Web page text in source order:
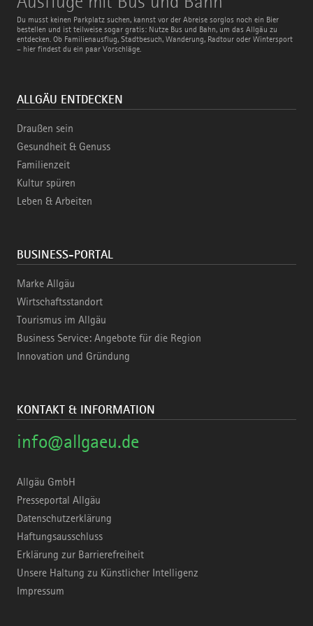
Du musst keinen Parkplatz suchen, kannst vor der Abreise sorglos noch ein Bier
bestellen und ist teilweise sogar gratis: Nutze Bus und Bahn, um das Allgäu zu
entdecken. Ob Familienausflug, Stadtbesuch, Wanderung, Radtour oder Wintersport
– hier findest du ein paar Vorschläge.
mit
Bus
und
Bahn
ALLGÄU ENTDECKEN
Draußen sein
Gesundheit & Genuss
Familienzeit
Kultur spüren
Leben & Arbeiten
BUSINESS-PORTAL
Marke Allgäu
Wirtschaftsstandort
Tourismus im Allgäu
Business Service: Angebote für die Region
Innovation und Gründung
KONTAKT & INFORMATION
info@allgaeu.de
Allgäu GmbH
Presseportal Allgäu
Datenschutzerklärung
Haftungsausschluss
Erklärung zur Barrierefreiheit
Unsere Haltung zu Künstlicher Intelligenz
Impressum